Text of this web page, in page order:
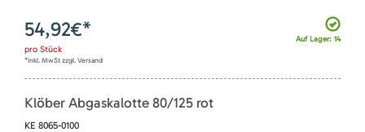
Auf Lager: 14
54,92€*
pro Stück
*inkl. MwSt zzgl. Versand
Klöber Abgaskalotte 80/125 rot
KE 8065-0100